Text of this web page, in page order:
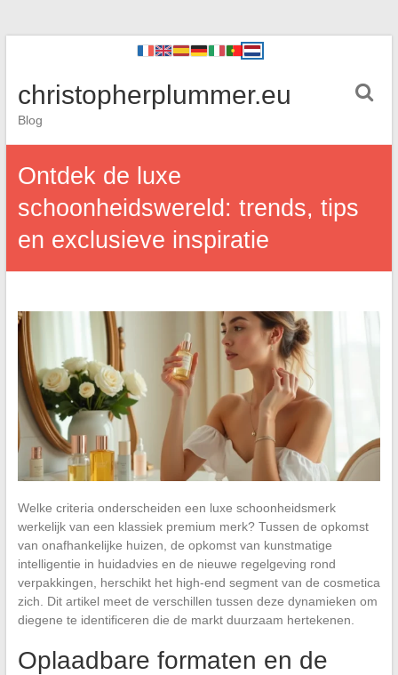
christopherplummer.eu
Blog
Ontdek de luxe
schoonheidswereld: trends, tips
en exclusieve inspiratie
Welke criteria onderscheiden een luxe schoonheidsmerk
werkelijk van een klassiek premium merk? Tussen de opkomst
van onafhankelijke huizen, de opkomst van kunstmatige
intelligentie in huidadvies en de nieuwe regelgeving rond
verpakkingen, herschikt het high-end segment van de cosmetica
zich. Dit artikel meet de verschillen tussen deze dynamieken om
diegene te identificeren die de markt duurzaam hertekenen.
Oplaadbare formaten en de